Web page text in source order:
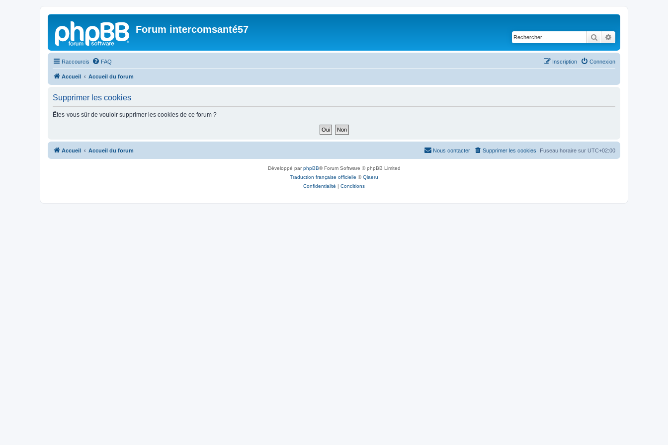
Forum intercomsanté57
Rechercher
Raccourcis FAQ Connexion
Inscription
Accueil Accueil du forum
Supprimer les cookies
Êtes-vous sûr de vouloir supprimer les cookies de ce forum ?
Accueil Accueil du forum Fuseau horaire sur UTC+02:00
Supprimer les cookies
Nous contacter
Développé parphpBB® Forum Software © phpBB Limited
Traduction française officielle ©Qiaeru
Confidentialité | Conditions